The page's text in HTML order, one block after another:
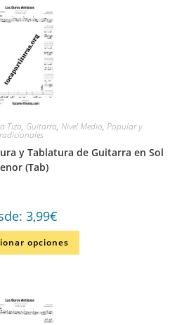
Tiza, Guitarra, Nivel Medio, Popular y
y Tablatura de Guitarra en Sol
(Tab)
3,99€
opciones